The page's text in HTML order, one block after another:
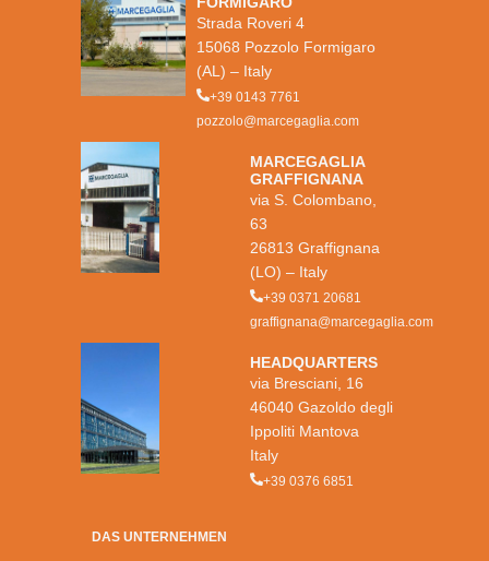
Strada Roveri 4
15068 Pozzolo Formigaro
(AL) – Italy
+39 0143 7761
pozzolo@marcegaglia.com
MARCEGAGLIA
GRAFFIGNANA
via S. Colombano,
63
26813 Graffignana
(LO) – Italy
+39 0371 20681
graffignana@marcegaglia.com
HEADQUARTERS
via Bresciani, 16
46040 Gazoldo degli
Ippoliti Mantova
Italy
+39 0376 6851
DAS UNTERNEHMEN